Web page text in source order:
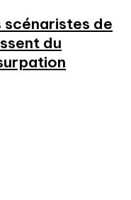
scénaristes de
du